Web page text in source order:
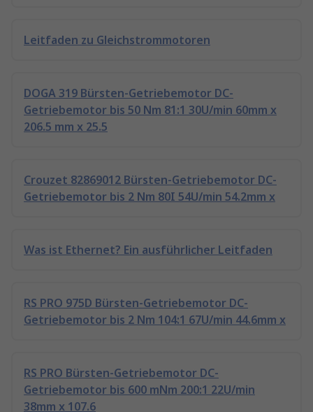
Leitfaden zu Gleichstrommotoren
DOGA 319 Bürsten-Getriebemotor DC-
Getriebemotor bis 50 Nm 81:1 30U/min 60mm x
206.5 mm x 25.5
Crouzet 82869012 Bürsten-Getriebemotor DC-
Getriebemotor bis 2 Nm 80I 54U/min 54.2mm x
Was ist Ethernet? Ein ausführlicher Leitfaden
RS PRO 975D Bürsten-Getriebemotor DC-
Getriebemotor bis 2 Nm 104:1 67U/min 44.6mm x
RS PRO Bürsten-Getriebemotor DC-
Getriebemotor bis 600 mNm 200:1 22U/min
38mm x 107.6